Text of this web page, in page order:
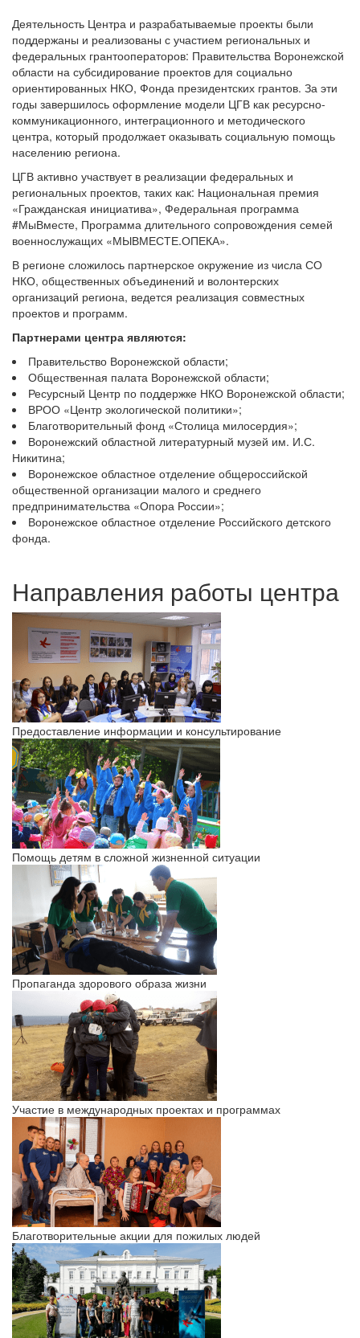
Деятельность Центра и разрабатываемые проекты были
поддержаны и реализованы с участием региональных и
федеральных грантооператоров: Правительства Воронежской
области на субсидирование проектов для социально
ориентированных НКО, Фонда президентских грантов. За эти
годы завершилось оформление модели ЦГВ как ресурсно-
коммуникационного, интеграционного и методического
центра, который продолжает оказывать социальную помощь
населению региона.
ЦГВ активно участвует в реализации федеральных и
региональных проектов, таких как: Национальная премия
«Гражданская инициатива», Федеральная программа
#МыВместе, Программа длительного сопровождения семей
военнослужащих «МЫВМЕСТЕ.ОПЕКА».
В регионе сложилось партнерское окружение из числа СО
НКО, общественных объединений и волонтерских
организаций региона, ведется реализация совместных
проектов и программ.
Партнерами центра являются:
Правительство Воронежской области;
Общественная палата Воронежской области;
Ресурсный Центр по поддержке НКО Воронежской области;
ВРОО «Центр экологической политики»;
Благотворительный фонд «Столица милосердия»;
Воронежский областной литературный музей им. И.С.
Никитина;
Воронежское областное отделение общероссийской
общественной организации малого и среднего
предпринимательства «Опора России»;
Воронежское областное отделение Российского детского
фонда.
Направления работы центра
Предоставление информации и консультирование
Помощь детям в сложной жизненной ситуации
Пропаганда здорового образа жизни
Участие в международных проектах и программах
Благотворительные акции для пожилых людей